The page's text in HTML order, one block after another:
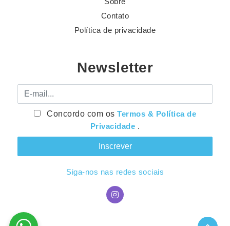
Contato
Política de privacidade
Newsletter
E-mail
Concordo com osTermos & Política de
Privacidade .
Siga-nos nas redes sociais